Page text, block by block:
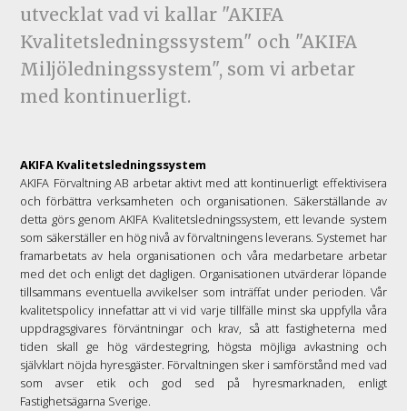
utvecklat vad vi kallar "AKIFA
Kvalitetsledningssystem" och "AKIFA
Miljöledningssystem", som vi arbetar
med kontinuerligt.
AKIFA Kvalitetsledningssystem
AKIFA Förvaltning AB arbetar aktivt med att kontinuerligt effektivisera
och förbättra verksamheten och organisationen. Säkerställande av
detta görs genom AKIFA Kvalitetsledningssystem, ett levande system
som säkerställer en hög nivå av förvaltningens leverans. Systemet har
framarbetats av hela organisationen och våra medarbetare arbetar
med det och enligt det dagligen. Organisationen utvärderar löpande
tillsammans eventuella avvikelser som inträffat under perioden. Vår
kvalitetspolicy innefattar att vi vid varje tillfälle minst ska uppfylla våra
uppdragsgivares förväntningar och krav, så att fastigheterna med
tiden skall ge hög värdestegring, högsta möjliga avkastning och
självklart nöjda hyresgäster. Förvaltningen sker i samförstånd med vad
som avser etik och god sed på hyresmarknaden, enligt
Fastighetsägarna Sverige.